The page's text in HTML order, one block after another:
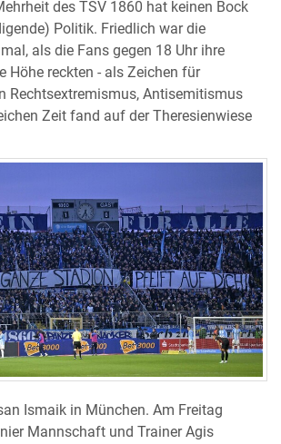
des TSV 1860 hat keinen Bock
Politik. Friedlich war die
als die Fans gegen 18 Uhr ihre
Höhe reckten - als Zeichen für
Rechtsextremismus, Antisemitismus
Zeit fand auf der Theresienwiese
Ismaik in München. Am Freitag
Mannschaft und Trainer Agis